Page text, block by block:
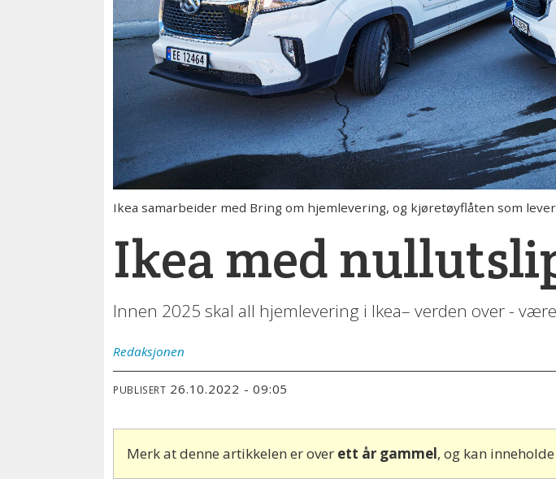
Ikea samarbeider med Bring om hjemlevering, og kjøretøyflåten som
Ikea med
Innen 2025 skal all hjemlevering i Ikea– verden over -
Redaksjonen
PUBLISERT 26.10.2022 - 09:05
Merk at denne artikkelen er over ett år gammel, og kan